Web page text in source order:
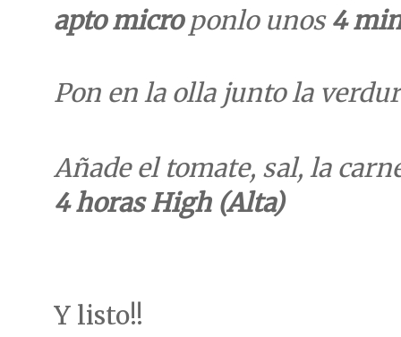
apto microponlo unos4
Pon en la olla junto la
Añade el tomate, sal, la
4 horas High (Alta)
Y listo!!